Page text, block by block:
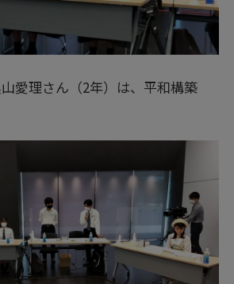
愛理さん（2年）は、平和構築